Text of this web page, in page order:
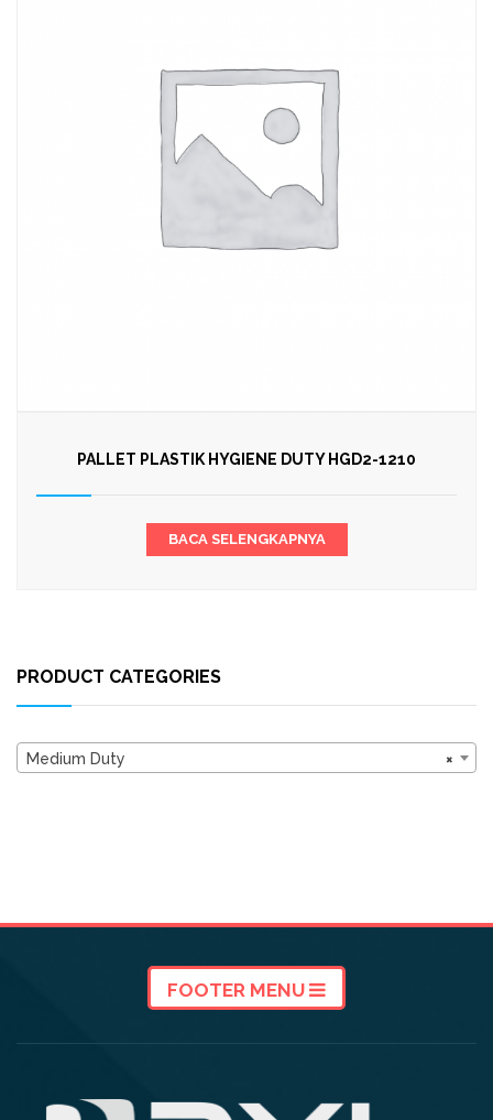
PALLET PLASTIK HYGIENE DUTY HGD2-1210
BACA SELENGKAPNYA
PRODUCT CATEGORIES
×
Medium Duty
FOOTER MENU